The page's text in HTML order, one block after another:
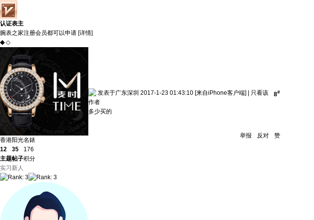
认证表主
腕表之家注册会员都可以申请 [详情]
◆ ◇
香港阳光名錶
12
主题
35
帖子
176
积分
实习新人
8#
发表于广东深圳 2017-1-23 01:43:10 [来自iPhone客户端]
只看该
作者
多少买的
举报 反对 赞